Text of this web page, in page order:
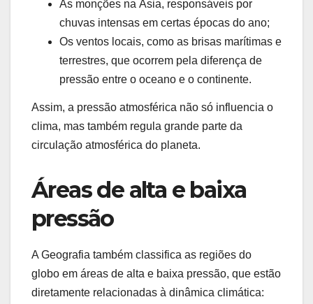
As monções na Ásia, responsáveis por
chuvas intensas em certas épocas do ano;
Os ventos locais, como as brisas marítimas e
terrestres, que ocorrem pela diferença de
pressão entre o oceano e o continente.
Assim, a pressão atmosférica não só influencia o
clima, mas também regula grande parte da
circulação atmosférica do planeta.
Áreas de alta e baixa
pressão
A Geografia também classifica as regiões do
globo em áreas de alta e baixa pressão, que estão
diretamente relacionadas à dinâmica climática: